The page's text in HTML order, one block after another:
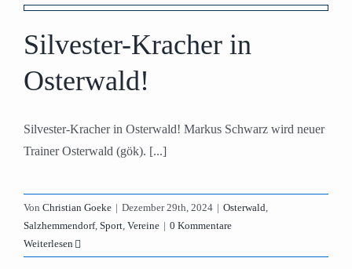
Silvester-Kracher in
Osterwald!
Silvester-Kracher in Osterwald! Markus Schwarz wird neuer
Trainer Osterwald (gök). [...]
Von Christian Goeke | Dezember 29th, 2024 | Osterwald,
Salzhemmendorf, Sport, Vereine | 0 Kommentare
Weiterlesen